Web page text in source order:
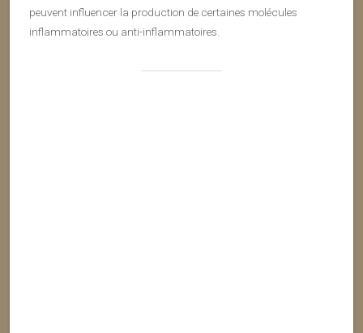
peuvent influencer la production de certaines molécules
inflammatoires ou anti-inflammatoires.